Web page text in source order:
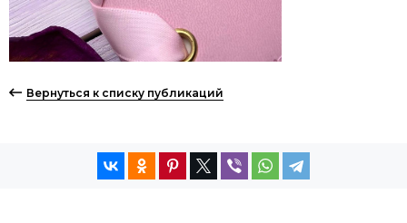
Вернуться к списку публикаций